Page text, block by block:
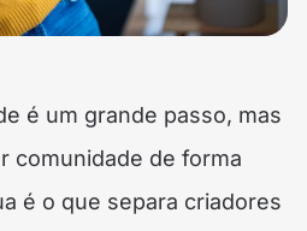
é um grande passo, mas
comunidade de forma
é o que separa criadores